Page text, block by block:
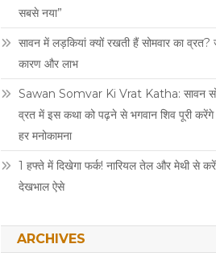
सबसे नया”
सावन में लड़कियां क्यों रखती हैं सोमवार का व्रत?
कारण और लाभ
Sawan Somvar Ki Vrat Katha: सावन
व्रत में इस कथा को पढ़ने से भगवान शिव पूरी
हर मनोकामना
1 हफ्ते में दिखेगा फर्क! नारियल तेल और मेथी से करें
देखभाल ऐसे
ARCHIVES